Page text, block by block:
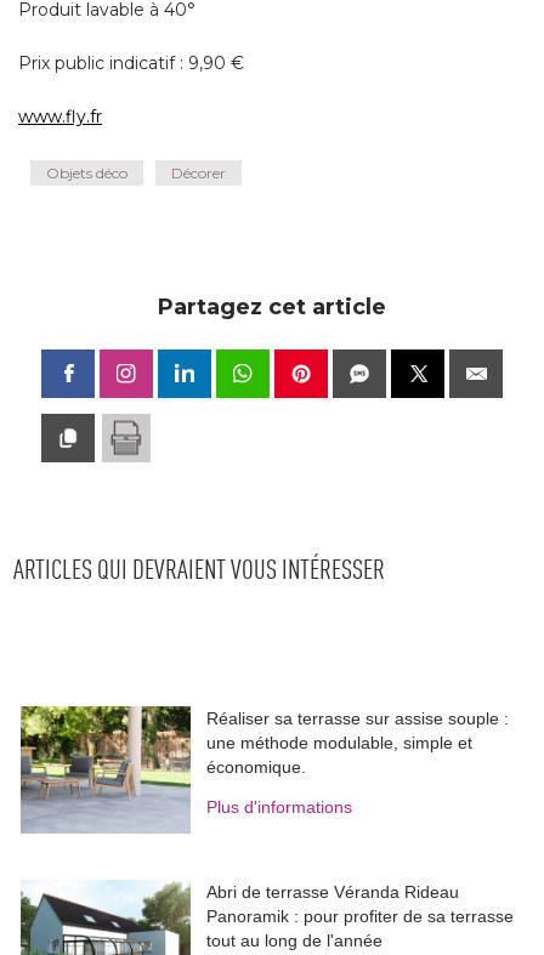
Produit lavable à 40°
Prix public indicatif : 9,90 €
www.fly.fr
Objets déco Décorer
Partagez cet article
ARTICLES QUI DEVRAIENT VOUS INTÉRESSER
Réaliser sa terrasse sur assise souple :
une méthode modulable, simple et
économique.
Plus d'informations
Abri de terrasse Véranda Rideau
Panoramik : pour profiter de sa terrasse
tout au long de l'année